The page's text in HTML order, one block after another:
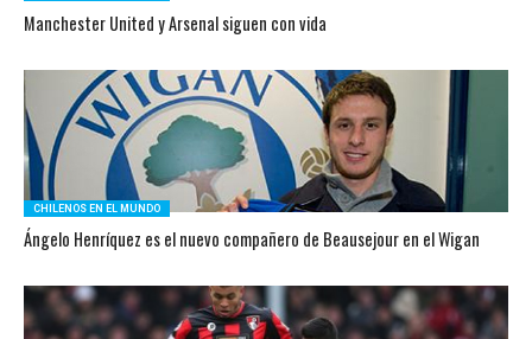
Manchester United y Arsenal siguen con vida
CHILENOS EN EL MUNDO
Ángelo Henríquez es el nuevo compañero de Beausejour en el Wigan